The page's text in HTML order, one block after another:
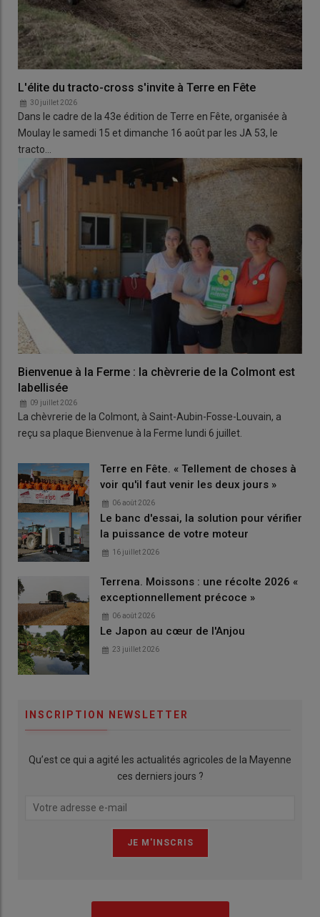
L'élite du tracto-cross s'invite à Terre en Fête
30 juillet 2026
Dans le cadre de la 43e édition de Terre en Fête, organisée à
Moulay le samedi 15 et dimanche 16 août par les JA 53, le
tracto…
Bienvenue à la Ferme : la chèvrerie de la Colmont est
labellisée
09 juillet 2026
La chèvrerie de la Colmont, à Saint-Aubin-Fosse-Louvain, a
reçu sa plaque Bienvenue à la Ferme lundi 6 juillet.
Terre en Fête. « Tellement de choses à
voir qu'il faut venir les deux jours »
06 août 2026
Le banc d'essai, la solution pour vérifier
la puissance de votre moteur
16 juillet 2026
Terrena. Moissons : une récolte 2026 «
exceptionnellement précoce »
06 août 2026
Le Japon au cœur de l'Anjou
23 juillet 2026
INSCRIPTION NEWSLETTER
Qu’est ce qui a agité les actualités agricoles de la Mayenne
ces derniers jours ?